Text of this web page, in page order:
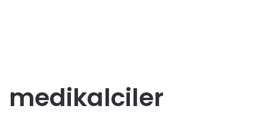
medikalciler